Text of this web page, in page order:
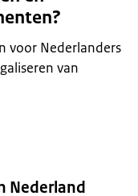
voor Nederlanders
van
Nederland